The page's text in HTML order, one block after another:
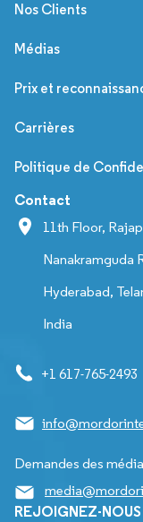
Nos Clients
Médias
Prix et
Carrières
Politique de
Contact
11th Floor,
Nanakramguda
Hyderabad,
India
+1 617-765-2493
Demandes des
REJOIGNEZ-NOUS